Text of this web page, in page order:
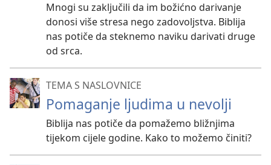
Mnogi su zaključili da im božićno darivanje
donosi više stresa nego zadovoljstva. Biblija
nas potiče da steknemo naviku darivati druge
od srca.
TEMA S NASLOVNICE
Pomaganje ljudima u nevolji
Biblija nas potiče da pomažemo bližnjima
tijekom cijele godine. Kako to možemo činiti?